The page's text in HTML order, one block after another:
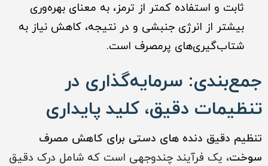
ثابت و استفاده کمتر از ترمز، به معنای بهره‌وری
بیشتر از انرژی جنبشی و در نتیجه، کاهش نیاز به
شتاب‌گیری‌های پرمصرف است.
جمع‌بندی: سرمایه‌گذاری در
تنظیمات دقیق، کلید پایداری
تنظیم دقیق دنده های دستی برای کاهش مصرف
سوخت، یک فرآیند چندوجهی است که شامل درک دقیق